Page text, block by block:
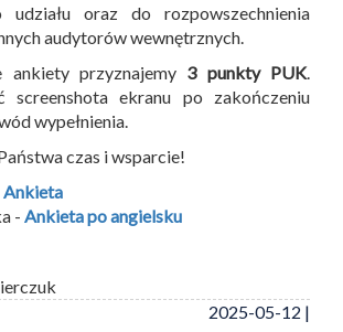
udziału oraz do rozpowszechnienia
audytorów wewnętrznych.
ankiety przyznajemy 3 punkty PUK.
screenshota ekranu po zakończeniu
wypełnienia.
czas i wsparcie!
Ankieta
- Ankieta po angielsku
2025-05-12 |